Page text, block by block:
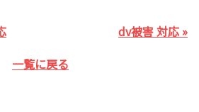
dv被害 対応 »
一覧に戻る